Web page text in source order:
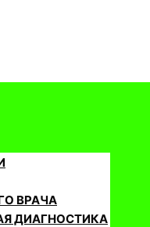
ВРАЧА
ДИАГНОСТИКА